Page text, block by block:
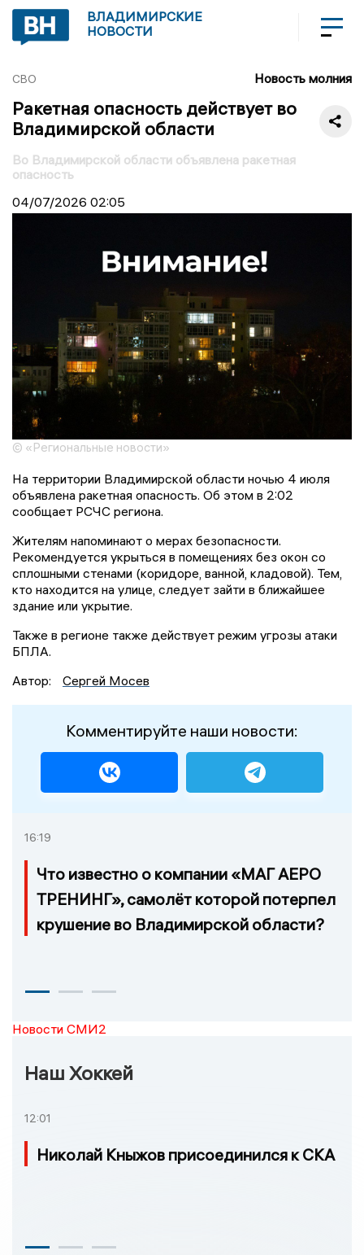
ВЛАДИМИРСКИЕ
НОВОСТИ
СВО Новость молния
Ракетная опасность действует во
Владимирской области
Во Владимирской области объявлена ракетная
опасность
04/07/2026 02:05
© «Региональные новости»
На территории Владимирской области ночью 4 июля
объявлена ракетная опасность. Об этом в 2:02
сообщает РСЧС региона.
Жителям напоминают о мерах безопасности.
Рекомендуется укрыться в помещениях без окон со
сплошными стенами (коридоре, ванной, кладовой). Тем,
кто находится на улице, следует зайти в ближайшее
здание или укрытие.
Также в регионе также действует режим угрозы атаки
БПЛА.
Автор:
Сергей Мосев
Комментируйте наши новости:
16:19
Что известно о компании «МАГ АЕРО
ТРЕНИНГ», самолёт которой потерпел
крушение во Владимирской области?
Новости СМИ2
Наш Хоккей
12:01
Николай Кныжов присоединился к СКА